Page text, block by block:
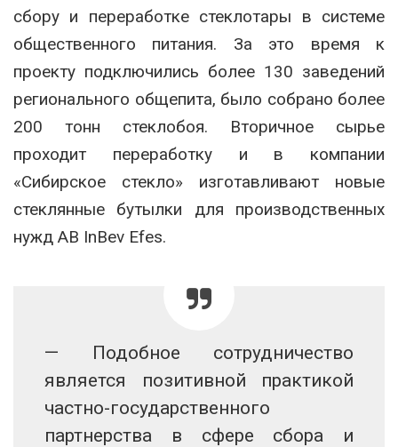
сбору и переработке стеклотары в системе
общественного питания. За это время к
проекту подключились более 130 заведений
регионального общепита, было собрано более
200 тонн стеклобоя. Вторичное сырье
проходит переработку и в компании
«Сибирское стекло» изготавливают новые
стеклянные бутылки для производственных
нужд AB InBev Efes.
— Подобное сотрудничество
является позитивной практикой
частно-государственного
партнерства в сфере сбора и